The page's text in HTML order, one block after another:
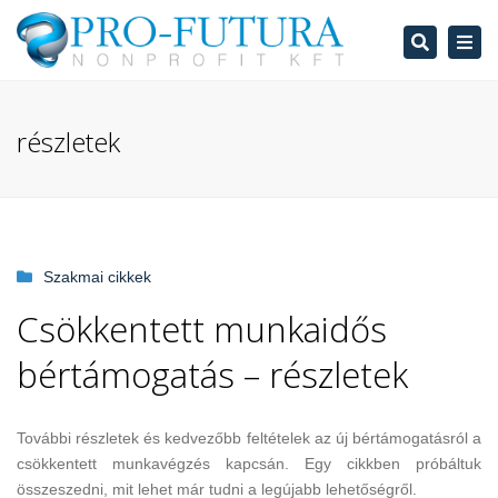
Search
részletek
Szakmai cikkek
Csökkentett munkaidős
bértámogatás – részletek
További részletek és kedvezőbb feltételek az új bértámogatásról a
csökkentett munkavégzés kapcsán. Egy cikkben próbáltuk
összeszedni, mit lehet már tudni a legújabb lehetőségről.